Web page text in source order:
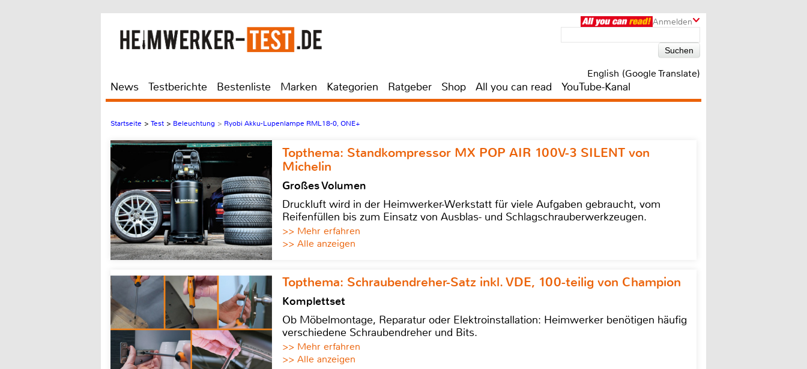
Anmelden
English (Google Translate)
News Testberichte Bestenliste Marken Kategorien Ratgeber Shop All you can read YouTube-Kanal
Startseite > Test > Beleuchtung > Ryobi Akku-Lupenlampe RML18-0, ONE+
Topthema: Standkompressor MX POP AIR 100V-3 SILENT von
Michelin
Großes Volumen
Druckluft wird in der Heimwerker-Werkstatt für viele Aufgaben gebraucht, vom
Reifenfüllen bis zum Einsatz von Ausblas- und Schlagschrauberwerkzeugen.
>> Mehr erfahren
>> Alle anzeigen
Topthema: Schraubendreher-Satz inkl. VDE, 100-teilig von Champion
Komplettset
Ob Möbelmontage, Reparatur oder Elektroinstallation: Heimwerker benötigen häufig
verschiedene Schraubendreher und Bits.
>> Mehr erfahren
>> Alle anzeigen